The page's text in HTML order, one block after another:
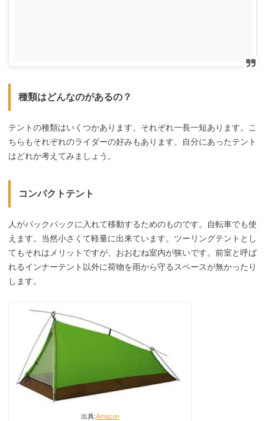
種類はどんなのがあるの？
テントの種類はいくつかあります。それぞれ一長一短あります。こ
ちらもそれぞれのライダーの好みもあります。自分にあったテント
はどれか考えてみましょう。
コンパクトテント
人がバックパックに入れて移動するためのものです。自転車でも使
えます。当然小さくて軽量に出来ています。ツーリングテントとし
てもそれはメリットですが、おおむね室内が狭いです。前室と呼ば
れるインナーテント以外に荷物を雨から守るスペースが無かったり
します。
出典:Amazon